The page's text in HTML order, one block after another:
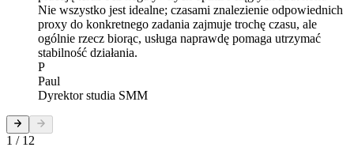
Nie wszystko jest idealne; czasami znalezienie odpowiednich
proxy do konkretnego zadania zajmuje trochę czasu, ale
ogólnie rzecz biorąc, usługa naprawdę pomaga utrzymać
stabilność działania.
P
Paul
Dyrektor studia SMM
1 / 12